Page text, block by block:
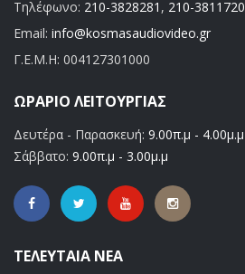
Τηλέφωνο: 210-3828281 , 210-3811720
Email: info@kosmasaudiovideo.gr
Γ.Ε.Μ.Η: 004127301000
ΩΡΆΡΙΟ ΛΕΙΤΟΥΡΓΊΑΣ
Δευτέρα - Παρασκευή: 9.00π.μ - 4.00μ.μ
Σάββατο: 9.00π.μ - 3.00μ.μ
ΤΕΛΕΥΤΑΊΑ ΝΈΑ